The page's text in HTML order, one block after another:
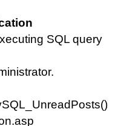
SQL query